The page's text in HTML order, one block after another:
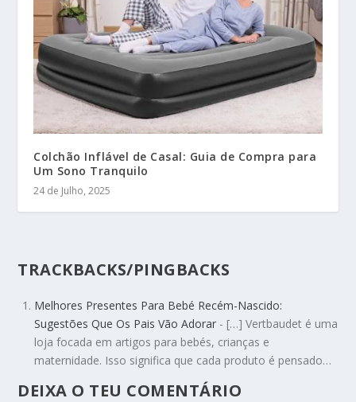
Colchão Inflável de Casal: Guia de Compra para
Um Sono Tranquilo
24 de Julho, 2025
TRACKBACKS/PINGBACKS
Melhores Presentes Para Bebé Recém-Nascido:
Sugestões Que Os Pais Vão Adorar - […] Vertbaudet é uma
loja focada em artigos para bebés, crianças e
maternidade. Isso significa que cada produto é pensado…
DEIXA O TEU COMENTÁRIO